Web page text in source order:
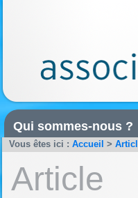
Qui sommes-nous ?
Vous êtes ici : Accueil >
Article